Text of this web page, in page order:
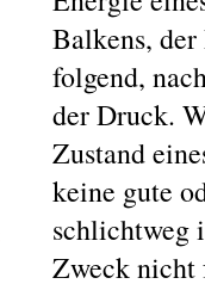
Balkens,
folgend,
der Druck.
Zustand
keine gute
schlichtweg
Zweck nicht